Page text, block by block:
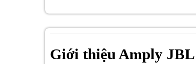
Giới thiệu Amply JBL